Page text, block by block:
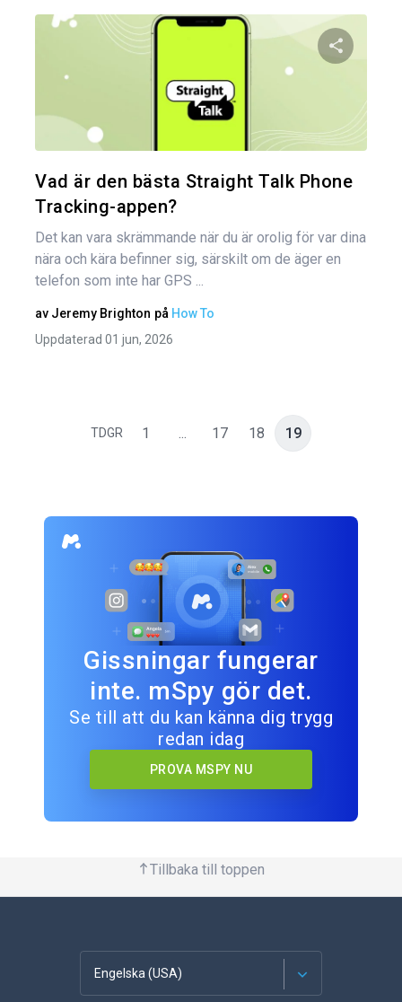
Vad är den bästa Straight Talk Phone
Tracking-appen?
Det kan vara skrämmande när du är orolig för var dina
nära och kära befinner sig, särskilt om de äger en
telefon som inte har GPS ...
av Jeremy Brighton på How To
Uppdaterad 01 jun, 2026
TDGR 1 ... 17 18 19
Gissningar fungerar
inte. mSpy gör det.
Se till att du kan känna dig trygg
redan idag
PROVA MSPY NU
Tillbaka till toppen
Engelska (USA)